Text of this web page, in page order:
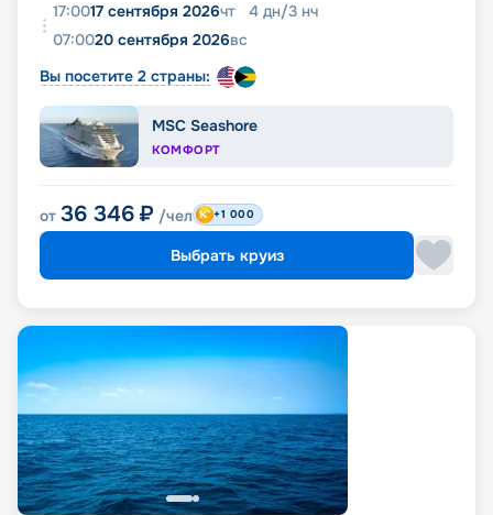
17:0017 сентября 2026чт 4 дн/3 нч
07:0020 сентября 2026вс
Вы посетите 2 страны:
MSC Seashore
КОМФОРТ
от 36 346 ₽ /чел +1 000
Выбрать круиз